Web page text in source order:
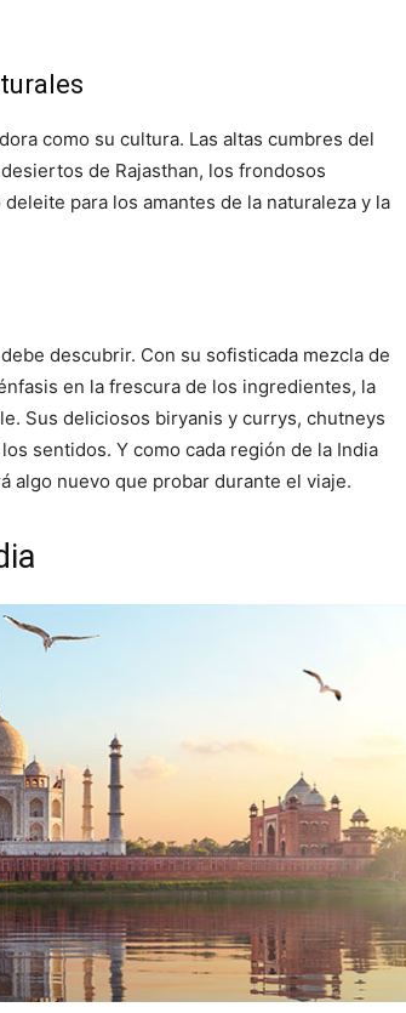
como su cultura. Las altas cumbres del
de Rajasthan, los frondosos
para los amantes de la naturaleza y la
descubrir. Con su sofisticada mezcla de
en la frescura de los ingredientes, la
Sus deliciosos biryanis y currys, chutneys
sentidos. Y como cada región de la India
algo nuevo que probar durante el viaje.